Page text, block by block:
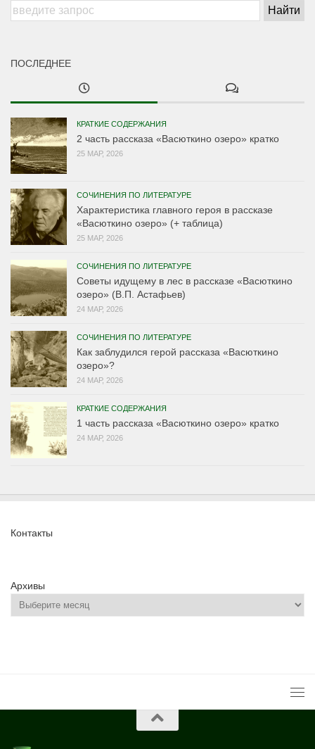
ПОСЛЕДНЕЕ
КРАТКИЕ СОДЕРЖАНИЯ
2 часть рассказа «Васюткино озеро» кратко
25 МАР, 2026
СОЧИНЕНИЯ ПО ЛИТЕРАТУРЕ
Характеристика главного героя в рассказе
«Васюткино озеро» (+ таблица)
25 МАР, 2026
СОЧИНЕНИЯ ПО ЛИТЕРАТУРЕ
Советы идущему в лес в рассказе «Васюткино
озеро» (В.П. Астафьев)
24 МАР, 2026
СОЧИНЕНИЯ ПО ЛИТЕРАТУРЕ
Как заблудился герой рассказа «Васюткино
озеро»?
24 МАР, 2026
КРАТКИЕ СОДЕРЖАНИЯ
1 часть рассказа «Васюткино озеро» кратко
24 МАР, 2026
Контакты
Архивы